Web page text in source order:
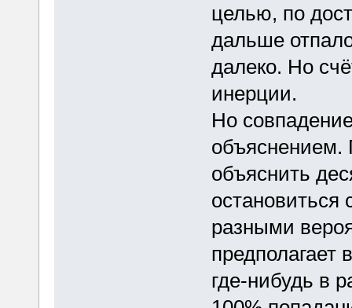
целью, по
дальше
далеко. Но
инерции.
Но
объяснением.
объяснить
остановиться
разными
предполагает
где-нибудь в